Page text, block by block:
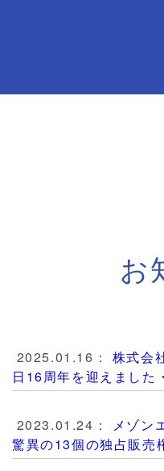
お
2025.01.16： 株式会
日16周年を迎えました
2023.01.24： メゾン
驚異の13個の独占販売